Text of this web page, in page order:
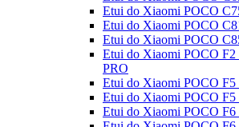
Etui do Xiaomi POCO
Etui do Xiaomi POCO
Etui do Xiaomi POCO
Etui do Xiaomi POCO
PRO
Etui do Xiaomi POCO F5
Etui do Xiaomi POCO F5
Etui do Xiaomi POCO F6